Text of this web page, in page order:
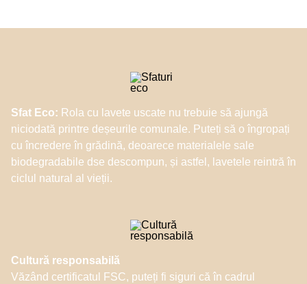
Sfat Eco: Rola cu lavete uscate nu trebuie să ajungă
niciodată printre deșeurile comunale. Puteți să o îngropați
cu încredere în grădină, deoarece materialele sale
biodegradabile dse descompun, și astfel, lavetele reintră în
ciclul natural al vieții.
Cultură responsabilă
Văzând certificatul FSC, puteți fi siguri că în cadrul